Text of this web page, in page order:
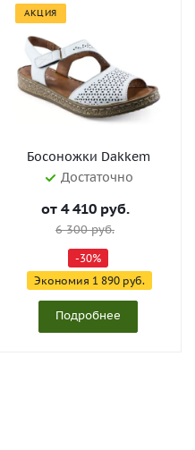
АКЦИЯ
Босоножки Dakkem
Достаточно
от 4 410 руб.
6 300 руб.
-30%
Экономия 1 890 руб.
Подробнее